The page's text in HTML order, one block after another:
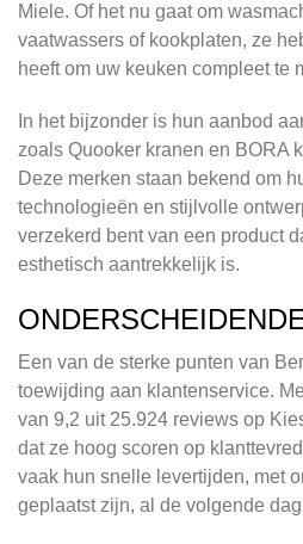
Miele. Of het nu gaat om
vaatwassers of kookplaten, ze
heeft om uw keuken compleet te
In het bijzonder is hun aanbod
zoals Quooker kranen en BORA
Deze merken staan bekend om
technologieën en stijlvolle
verzekerd bent van een product
esthetisch aantrekkelijk is.
Een van de sterke punten van
toewijding aan klantenservice.
van 9,2 uit 25.924 reviews op
dat ze hoog scoren op
vaak hun snelle levertijden, met
geplaatst zijn, al de volgende